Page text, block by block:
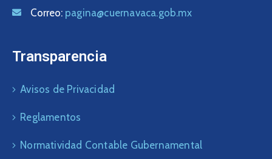
Correo: pagina@cuernavaca.gob.mx
Transparencia
Avisos de Privacidad
Reglamentos
Normatividad Contable Gubernamental